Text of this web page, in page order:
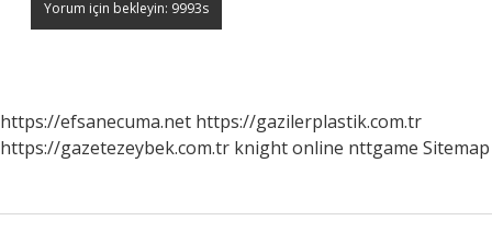
https://efsanecuma.net https://gazilerplastik.com.tr
https://gazetezeybek.com.tr knight online nttgame Sitemap